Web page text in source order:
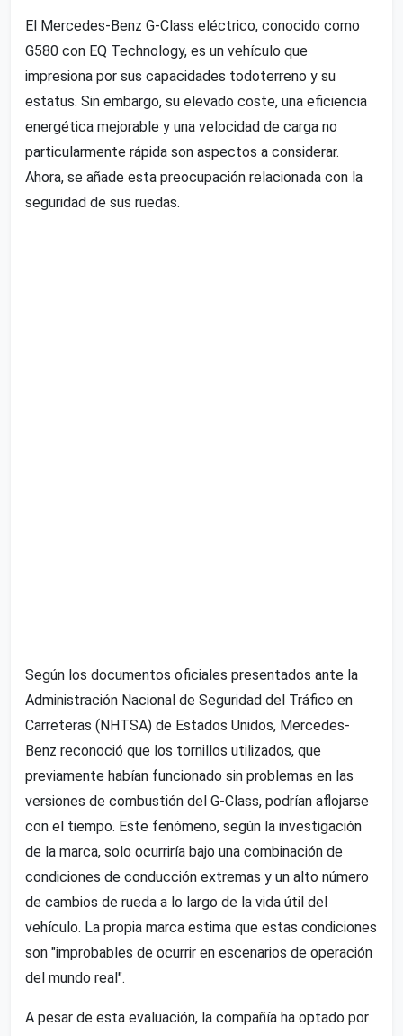
El Mercedes-Benz G-Class eléctrico, conocido como
G580 con EQ Technology, es un vehículo que
impresiona por sus capacidades todoterreno y su
estatus. Sin embargo, su elevado coste, una eficiencia
energética mejorable y una velocidad de carga no
particularmente rápida son aspectos a considerar.
Ahora, se añade esta preocupación relacionada con la
seguridad de sus ruedas.
Según los documentos oficiales presentados ante la
Administración Nacional de Seguridad del Tráfico en
Carreteras (NHTSA) de Estados Unidos, Mercedes-
Benz reconoció que los tornillos utilizados, que
previamente habían funcionado sin problemas en las
versiones de combustión del G-Class, podrían aflojarse
con el tiempo. Este fenómeno, según la investigación
de la marca, solo ocurriría bajo una combinación de
condiciones de conducción extremas y un alto número
de cambios de rueda a lo largo de la vida útil del
vehículo. La propia marca estima que estas condiciones
son "improbables de ocurrir en escenarios de operación
del mundo real".
A pesar de esta evaluación, la compañía ha optado por